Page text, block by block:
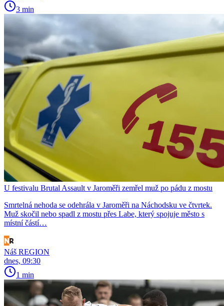
3 min
U festivalu Brutal Assault v Jaroměři zemřel muž po pádu z mostu
Smrtelná nehoda se odehrála v Jaroměři na Náchodsku ve čtvrtek.
Muž skočil nebo spadl z mostu přes Labe, který spojuje město s
místní částí…
Náš REGION
dnes, 09:30
1 min